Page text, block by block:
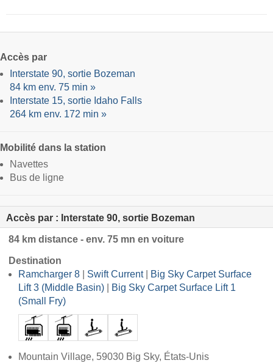
Accès par
Interstate 90, sortie Bozeman
84 km env. 75 min »
Interstate 15, sortie Idaho Falls
264 km env. 172 min »
Mobilité dans la station
Navettes
Bus de ligne
Accès par : Interstate 90, sortie Bozeman
84 km distance - env. 75 mn en voiture
Destination
Ramcharger 8
Swift Current|
Big Sky Carpet Surface
Lift 3 (Middle Basin)
Big Sky Carpet Surface Lift 1
(Small Fry)
Mountain Village, 59030 Big Sky, États-Unis